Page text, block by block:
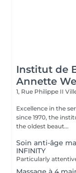
Institut de
Annette
1, Rue Philippe II
Excellence in the service of
since 1970, the
the oldest beaut...
Soin anti-âge
INFINITY